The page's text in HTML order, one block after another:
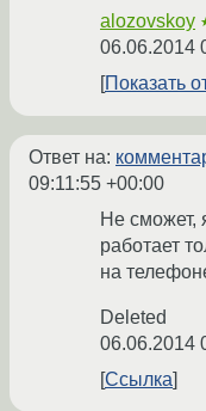
alozovskoy
06.06.2014
Показать
Ответ на:
09:11:55 +00:00
Не сможет,
работает
на
Deleted
06.06.2014
Ссылка